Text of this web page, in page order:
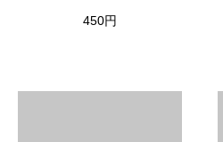
450円